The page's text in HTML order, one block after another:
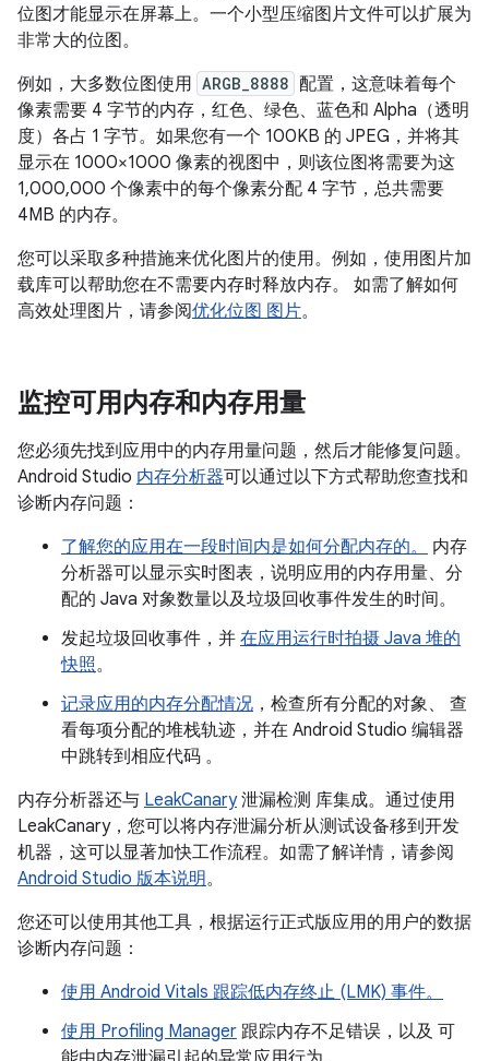
位图才能显示在屏幕上。一个小型压缩图片文件可以扩展为
非常大的位图。
例如，大多数位图使用 ARGB_8888 配置，这意味着每个
像素需要 4 字节的内存，红色、绿色、蓝色和 Alpha（透明
度）各占 1 字节。如果您有一个 100KB 的 JPEG，并将其
显示在 1000×1000 像素的视图中，则该位图将需要为这
1,000,000 个像素中的每个像素分配 4 字节，总共需要
4MB 的内存。
您可以采取多种措施来优化图片的使用。例如，使用图片加
载库可以帮助您在不需要内存时释放内存。 如需了解如何
高效处理图片，请参阅优化位图 图片。
监控可用内存和内存用量
您必须先找到应用中的内存用量问题，然后才能修复问题。
Android Studio 内存分析器可以通过以下方式帮助您查找和
诊断内存问题：
了解您的应用在一段时间内是如何分配内存的。
内存
分析器可以显示实时图表，说明应用的内存用量、分
配的 Java 对象数量以及垃圾回收事件发生的时间。
发起垃圾回收事件，并 在应用运行时拍摄 Java 堆的
快照。
记录应用的内存分配情况 ，检查所有分配的对象、 查
看每项分配的堆栈轨迹，并在 Android Studio 编辑器
中跳转到相应代码 。
内存分析器还与 LeakCanary泄漏检测 库集成。通过使用
LeakCanary，您可以将内存泄漏分析从测试设备移到开发
机器，这可以显著加快工作流程。如需了解详情，请参阅
Android Studio 版本说明。
您还可以使用其他工具，根据运行正式版应用的用户的数据
诊断内存问题：
使用 Android Vitals 跟踪低内存终止 (LMK) 事件。
使用 Profiling Manager 跟踪内存不足错误，以及 可